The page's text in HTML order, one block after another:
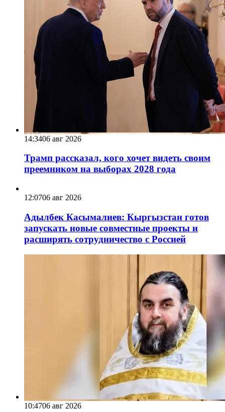
14:3406 авг 2026
Трамп рассказал, кого хочет видеть своим
преемником на выборах 2028 года
12:0706 авг 2026
Адылбек Касымалиев: Кыргызстан готов
запускать новые совместные проекты и
расширять сотрудничество с Россией
10:4706 авг 2026